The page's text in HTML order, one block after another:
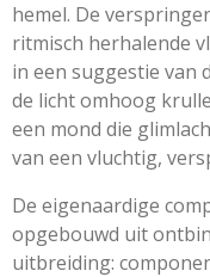
hemel. De
ritmisch herhalende
in een suggestie van
de licht omhoog
een mond die
van een vluchtig,
De eigenaardige
opgebouwd uit
uitbreiding: